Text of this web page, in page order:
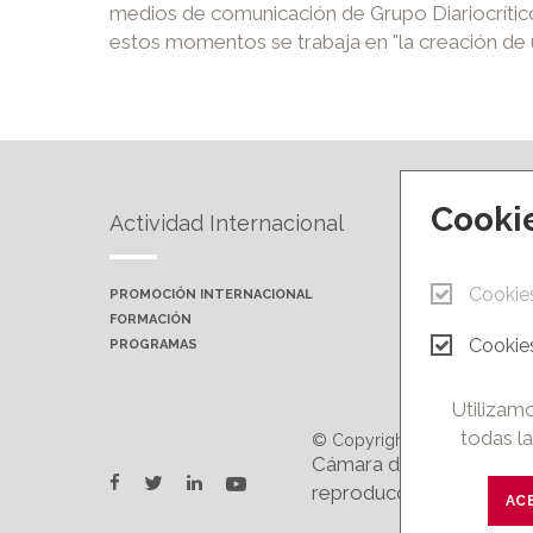
medios de comunicación de Grupo
estos momentos se trabaja en "la creación
Actividad Internacional
PROMOCIÓN INTERNACIONAL
FORMACIÓN
PROGRAMAS
CAMPUS
facebook
twitterlinkedinyoutube
© Copyright 2026.
Cámara de Comercio e
reproducción total o
todas